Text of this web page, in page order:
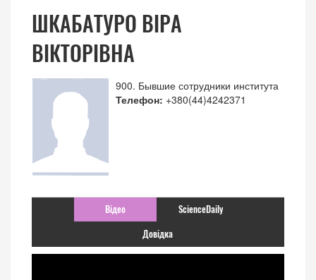
ШКАБАТУРО ВІРА
ВІКТОРІВНА
900. Бывшие сотрудники института
Телефон: +380(44)4242371
Відео ScienceDaily
Довідка